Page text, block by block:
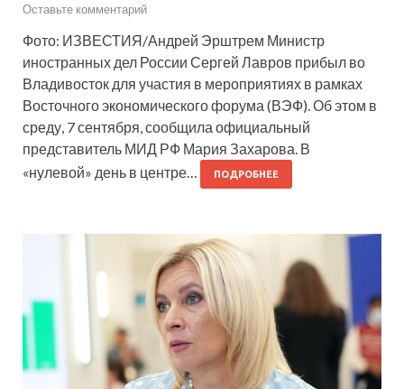
Оставьте комментарий
Фото: ИЗВЕСТИЯ/Андрей Эрштрем Министр
иностранных дел России Сергей Лавров прибыл во
Владивосток для участия в мероприятиях в рамках
Восточного экономического форума (ВЭФ). Об этом в
среду, 7 сентября, сообщила официальный
представитель МИД РФ Мария Захарова. В
«нулевой» день в центре…
ПОДРОБНЕЕ